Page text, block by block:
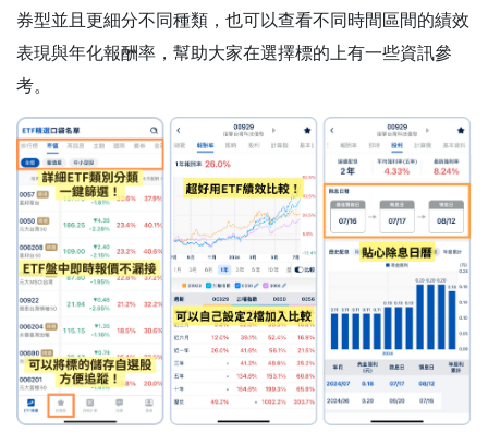
券型並且更細分不同種類，也可以查看不同時間區間的績效
表現與年化報酬率，幫助大家在選擇標的上有一些資訊參
考。